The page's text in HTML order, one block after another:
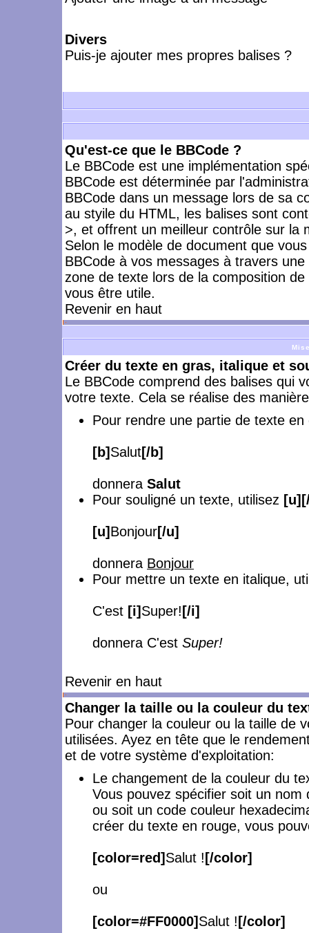
Divers
Puis-je ajouter mes propres balises ?
Qu'est-ce que le BBCode ?
Le BBCode est une implémentation
BBCode est déterminée par
BBCode dans un message lors de sa
au styile du HTML, les balises sont
>, et offrent un meilleur contrôle sur la
Selon le modèle de document que
BBCode à vos messages à travers
zone de texte lors de la composition
vous être utile.
Revenir en haut
Créer du texte en gras, italique et
Le BBCode comprend des balises qui
votre texte. Cela se réalise des
Pour rendre une partie de texte
[b] Salut[/b]
donnera Salut
Pour souligné un texte, utilisez
[u] Bonjour[/u]
donnera Bonjour
Pour mettre un texte en italique,
C'est [i] Super! [/i]
donnera C'est Super!
Revenir en haut
Changer la taille ou la couleur du
Pour changer la couleur ou la taille de
utilisées. Ayez en tête que le
et de votre système d'exploitation:
Le changement de la couleur du
Vous pouvez spécifier soit un
ou soit un code couleur
créer du texte en rouge, vous
[color=red] Salut ! [/color]
ou
[color=#FF0000] Salut ! [/color]